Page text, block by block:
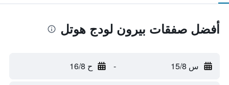
أفضل صفقات بيرون لودج هوتل
س 15/8 - ح 16/8